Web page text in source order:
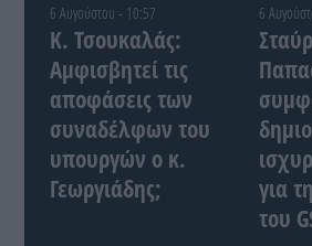
6 Αυγούστου - 10:57
Κ. Τσουκαλάς:
Αμφισβητεί τις
αποφάσεις των
συναδέλφων του
υπουργών ο κ.
Γεωργιάδης;
6
για
του